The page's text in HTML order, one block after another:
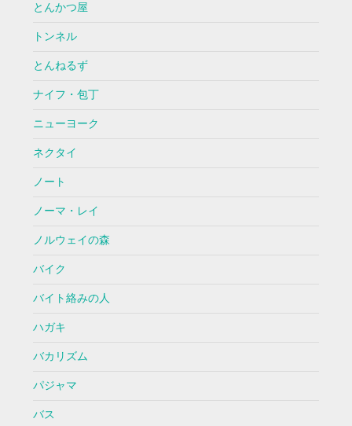
とんかつ屋
トンネル
とんねるず
ナイフ・包丁
ニューヨーク
ネクタイ
ノート
ノーマ・レイ
ノルウェイの森
バイク
バイト絡みの人
ハガキ
バカリズム
パジャマ
バス